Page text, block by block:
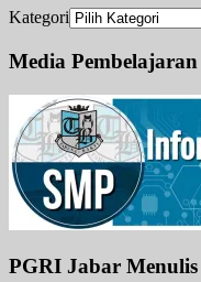
Kategori
Media Pembelajaran
PGRI Jabar Menulis